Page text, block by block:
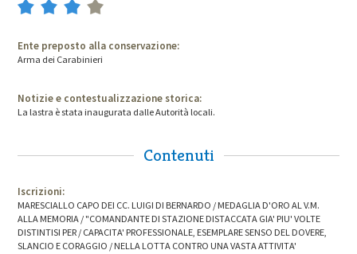
Ente preposto alla conservazione:
Arma dei Carabinieri
Notizie e contestualizzazione storica:
La lastra è stata inaugurata dalle Autorità locali.
Contenuti
Iscrizioni:
MARESCIALLO CAPO DEI CC. LUIGI DI BERNARDO / MEDAGLIA D'ORO AL V.M.
ALLA MEMORIA / "COMANDANTE DI STAZIONE DISTACCATA GIA' PIU' VOLTE
DISTINTISI PER / CAPACITA' PROFESSIONALE, ESEMPLARE SENSO DEL DOVERE,
SLANCIO E CORAGGIO / NELLA LOTTA CONTRO UNA VASTA ATTIVITA'